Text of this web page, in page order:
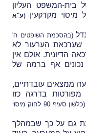
של בית-המשפט העליון
מיסוי מקרקעין (ע"א
(בהסכמת השופטים ח'
שערכאת הערעור לא
הדיונית. אולם אין
נכונים אף ברמה של
ממצאים עובדתיים,
מפורטות בדרגה כזו
(כלשון סעיף 90 לחוק מיסוי
גם על כך שבמהלך